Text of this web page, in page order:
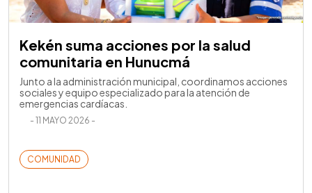
Kekén suma acciones por la salud
comunitaria en Hunucmá
Junto a la administración municipal, coordinamos acciones
sociales y equipo especializado para la atención de
emergencias cardíacas.
- 11 MAYO 2026 -
COMUNIDAD